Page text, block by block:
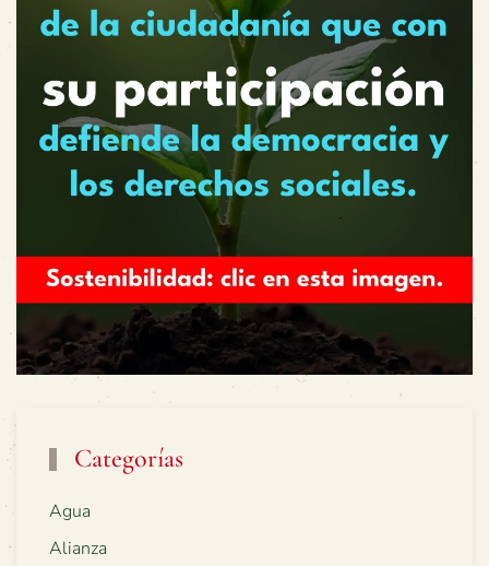
Categorías
Agua
Alianza